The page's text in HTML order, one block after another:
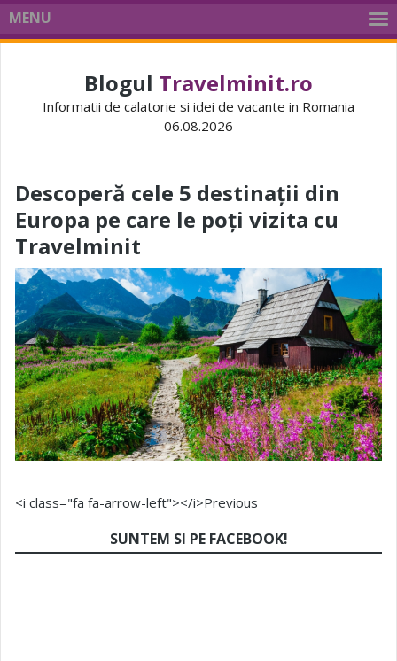
MENU
Blogul Travelminit.ro
Informatii de calatorie si idei de vacante in Romania
06.08.2026
Descoperă cele 5 destinații din
Europa pe care le poți vizita cu
Travelminit
<i class="fa fa-arrow-left"></i>Previous
SUNTEM SI PE FACEBOOK!